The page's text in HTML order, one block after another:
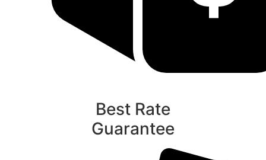
Best Rate
Guarantee